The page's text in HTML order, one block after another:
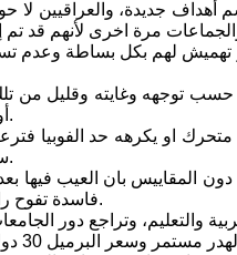
جديدة، والعراقيين لا
لهم بكل بساطة وعدم
حسب توجهه وغايته وقليل من
أو مهنية لتزيد من خراب الوضع دماراً.
يكرهه حد الفوبيا فترعبه
سلمت للواقع (وعلى الله والله كريم).
المقاييس بان العيب فيها
فاسدة تفوح رائحة فسادها النتن عبر قارات العالم.